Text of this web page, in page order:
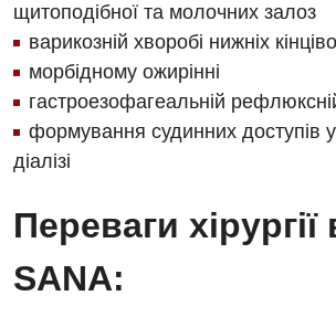
Інтернатура
Безкоштовні операції
Енциклопедія
Програма лояльності
Відео
Ангіографічні дослідження
Діагностичне відділення
Ендоскопічне відділення
Комп’ютерна томографія
Мамографія
Нейросонографія
Відділ госпіталізації
Відділення кардіосудинної патології
Відділення невідкладних станів
Відділення інтенсивної терапії
Гінекологічне відділення
Декларування
щитоподібної та молочних залоз
варикозній хворобі нижніх
морбідному ожирінні
гастроезофагеальній
формування судинних доступів у
діалізі
Переваги хірургії
SANA: